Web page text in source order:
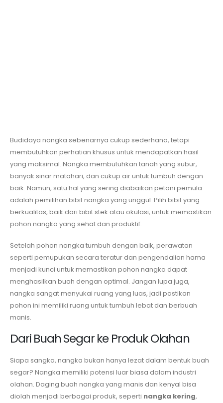
Budidaya nangka sebenarnya cukup sederhana, tetapi
membutuhkan perhatian khusus untuk mendapatkan hasil
yang maksimal. Nangka membutuhkan tanah yang subur,
banyak sinar matahari, dan cukup air untuk tumbuh dengan
baik. Namun, satu hal yang sering diabaikan petani pemula
adalah pemilihan bibit nangka yang unggul. Pilih bibit yang
berkualitas, baik dari bibit stek atau okulasi, untuk memastikan
pohon nangka yang sehat dan produktif.
Setelah pohon nangka tumbuh dengan baik, perawatan
seperti pemupukan secara teratur dan pengendalian hama
menjadi kunci untuk memastikan pohon nangka dapat
menghasilkan buah dengan optimal. Jangan lupa juga,
nangka sangat menyukai ruang yang luas, jadi pastikan
pohon ini memiliki ruang untuk tumbuh lebat dan berbuah
manis.
Dari Buah Segar ke Produk Olahan
Siapa sangka, nangka bukan hanya lezat dalam bentuk buah
segar? Nangka memiliki potensi luar biasa dalam industri
olahan. Daging buah nangka yang manis dan kenyal bisa
diolah menjadi berbagai produk, seperti nangka kering,